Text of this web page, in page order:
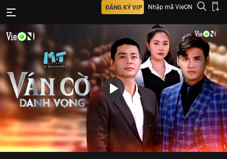
ĐĂNG KÝ VIP Nhập mã VieON